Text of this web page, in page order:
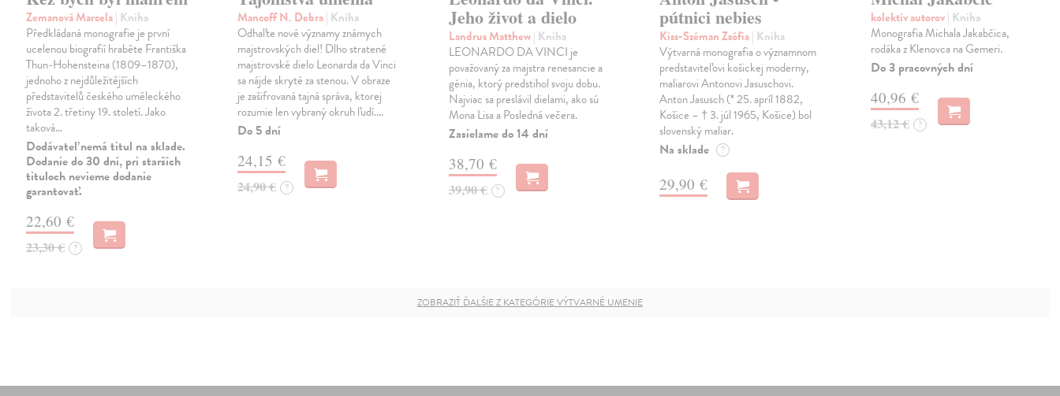
Zemanová Marcela| Kniha
Předkládaná monografie je první
ucelenou biografií hraběte Františka
Thun-Hohensteina (1809–1870),
jednoho z nejdůležitějších
představitelů českého uměleckého
života 2. třetiny 19. století. Jako
taková…
Dodávateľ nemá titul na sklade.
Dodanie do 30 dní, pri starších
tituloch nevieme dodanie
garantovať.
22,60 €
23,30 € ?
Mancoff N. Debra| Kniha
Odhaľte nové významy známych
majstrovských diel! Dlho stratené
majstrovské dielo Leonarda da Vinci
sa nájde skryté za stenou. V obraze
je zašifrovaná tajná správa, ktorej
rozumie len vybraný okruh ľudí.…
Do 5 dní
24,15 €
24,90 € ?
Jeho život a dielo
Landrus Matthew| Kniha
LEONARDO DA VINCI je
považovaný za majstra renesancie a
génia, ktorý predstihol svoju dobu.
Najviac sa preslávil dielami, ako sú
Mona Lisa a Posledná večera.
Zasielame do 14 dní
38,70 €
39,90 € ?
pútnici nebies
Kiss-Széman Zsófia| Kniha
Výtvarná monografia o významnom
predstaviteľovi košickej moderny,
maliarovi Antonovi Jasuschovi.
Anton Jasusch (* 25. apríl 1882,
Košice – † 3. júl 1965, Košice) bol
slovenský maliar.
Na sklade ?
29,90 €
kolektív autorov| Kniha
Monografia Michala Jakabčica,
rodáka z Klenovca na Gemeri.
Do 3 pracovných dní
40,96 €
43,12 € ?
ZOBRAZIŤ ĎALŠIE Z KATEGÓRIE VÝTVARNÉ UMENIE